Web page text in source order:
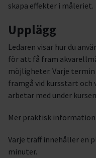
skapa effekter i måleriet.
Upplägg
Ledaren visar hur du
för att få fram
möjligheter. Varje
framgå vid kursstart och
arbetar med under
Mer praktisk
Varje träff innehåller en
minuter.